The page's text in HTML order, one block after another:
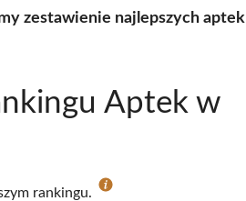
zestawienie najlepszych aptek
Aptek w
rankingu.